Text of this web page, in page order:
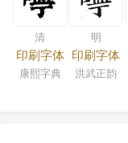
清
印刷字体
康熙字典
明
印刷字体
洪武正韵